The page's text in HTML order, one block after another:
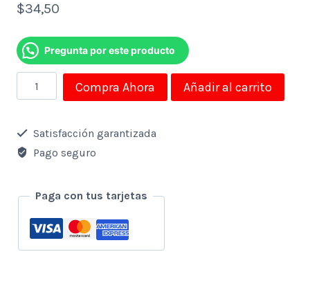
$34,50
Pregunta por este producto
Mouse
Logitech
Alambrico
Gamer
Lightsync
Rgb
Usb
Compra Ahora Añadir al carrito
Satisfacción garantizada
Pago seguro
Paga con tus tarjetas